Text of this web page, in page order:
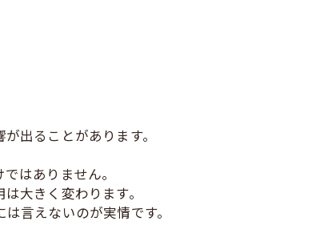
出ることがあります。
はありません。
大きく変わります。
言えないのが実情です。